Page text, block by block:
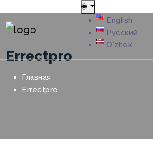
🌐
English
Русский
Oʻzbek
Errectpro
Главная
Errectpro